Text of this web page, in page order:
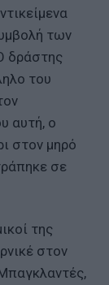
των
δράστης
του
αυτή, ο
στον μηρό
σε
της
στον